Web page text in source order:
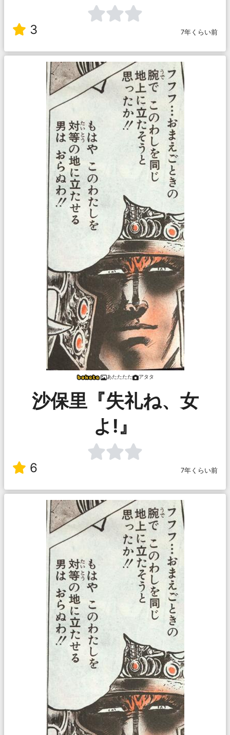
3 7年くらい前
あたたたた アタタ
沙保里『失礼ね、女
よ!』
6 7年くらい前